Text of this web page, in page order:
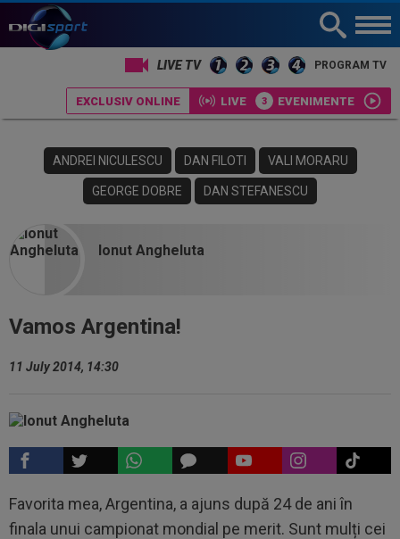
LIVE TV PROGRAM TV
EXCLUSIV ONLINE LIVE EVENIMENTE
ANDREI NICULESCU DAN FILOTI VALI MORARU
GEORGE DOBRE DAN STEFANESCU
Ionut Angheluta
Vamos Argentina!
11 July 2014, 14:30
Favorita mea, Argentina, a ajuns după 24 de ani în
finala unui campionat mondial pe merit. Sunt mulți cei